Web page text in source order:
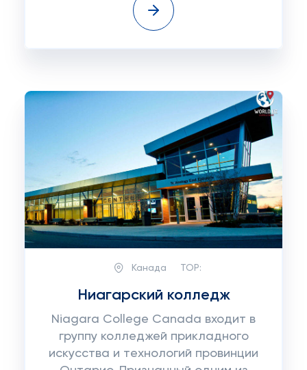
Канада TOP:
Ниагарский колледж
Niagara College Canada входит в
группу колледжей прикладного
искусства и технологий провинции